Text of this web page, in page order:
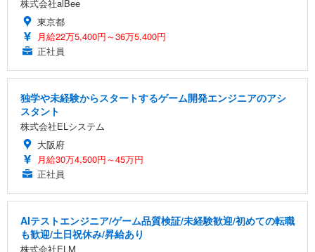
株式会社alBee
東京都
月給22万5,400円～36万5,400円
正社員
独学や未経験からスタートするゲーム開発エンジニアのアシ
スタント
株式会社ELシステム
大阪府
月給30万4,500円～45万円
正社員
AIテストエンジニア/ゲーム品質検証/未経験歓迎/初めての転職
も歓迎/土日祝休み/昇給あり
株式会社ELM